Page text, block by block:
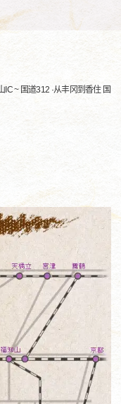
~ 国道312 ·从丰冈到香住 国